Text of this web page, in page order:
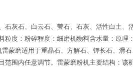
灰石、白云石、莹石、石灰、活性白土、
度：粉碎程度：细磨机物料含水量：原理
蒙磨适用于重晶石、方解石、钾长石、滑
围内任意调节。雷蒙磨粉机主要结构：该